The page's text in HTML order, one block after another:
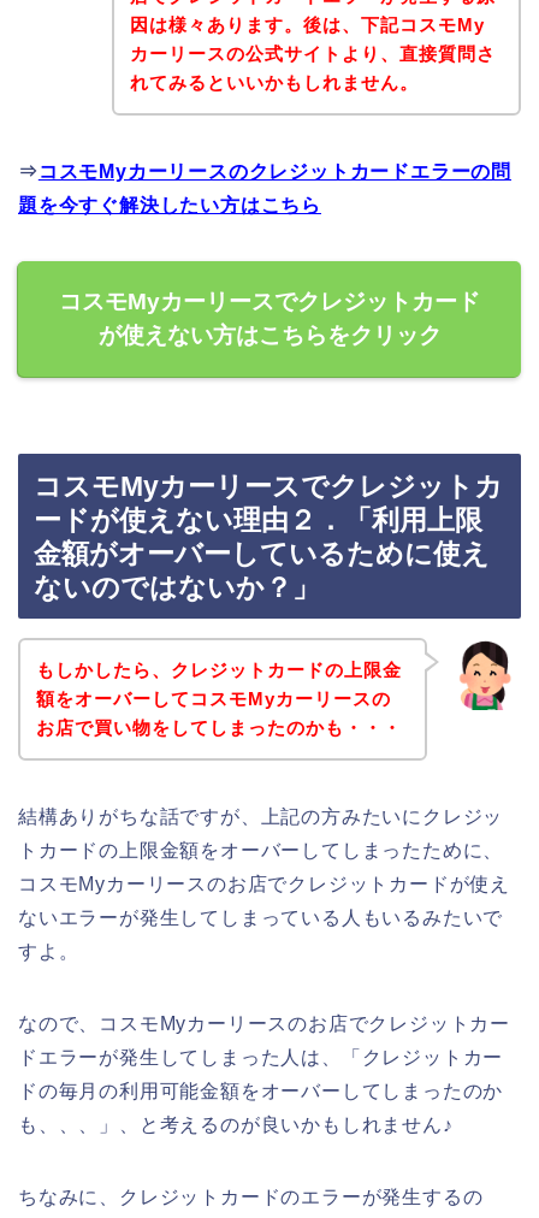
因は様々あります。後は、下記コスモMy
カーリースの公式サイトより、直接質問さ
れてみるといいかもしれません。
⇒ コスモMyカーリースのクレジットカードエラーの問
題を今すぐ解決したい方はこちら
コスモMyカーリースでクレジットカード
が使えない方はこちらをクリック
コスモMyカーリースでクレジットカ
ードが使えない理由２．「利用上限
金額がオーバーしているために使え
ないのではないか？」
もしかしたら、クレジットカードの上限金
額をオーバーしてコスモMyカーリースの
お店で買い物をしてしまったのかも・・・
結構ありがちな話ですが、上記の方みたいにクレジッ
トカードの上限金額をオーバーしてしまったために、
コスモMyカーリースのお店でクレジットカードが使え
ないエラーが発生してしまっている人もいるみたいで
すよ。
なので、コスモMyカーリースのお店でクレジットカー
ドエラーが発生してしまった人は、「クレジットカー
ドの毎月の利用可能金額をオーバーしてしまったのか
も、、、」、と考えるのが良いかもしれません♪
ちなみに、クレジットカードのエラーが発生するの